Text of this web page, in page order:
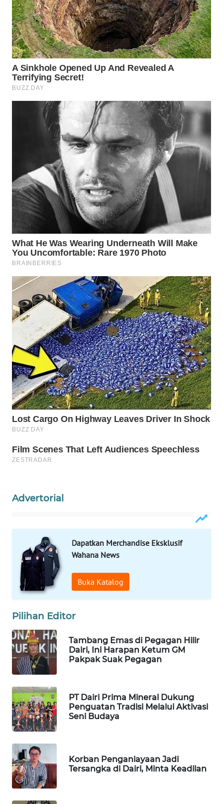
Advertorial
Dapatkan Merchandise Eksklusif
Wahana News
Buka Katalog
Pilihan Editor
Tambang Emas di Pegagan Hilir
Dairi, Ini Harapan Ketum GM
Pakpak Suak Pegagan
PT Dairi Prima Mineral Dukung
Penguatan Tradisi Melalui Aktivasi
Seni Budaya
Korban Penganiayaan Jadi
Tersangka di Dairi, Minta Keadilan
BINTAN
WN
MANDALIKA
WN
LIKUPANG
WN
LABUANBAJO
Wahana
Media
Group
WAHANA
NEWS
WAHANA
WAHANA
ADVOKAT
WAHANA
INFRASTRUKTUR
WAHANA
KONSUMEN
WAHANA
LISTRIK
WAHANA
TRAVEL
TV
ID
WAHANANEWS
CO ID
WAHANANEWS
WAHANA
SPORT
WAHANA
WAHANA
SELEB
WAHANA
PERSONA
WAHANA
OTOMOTIF